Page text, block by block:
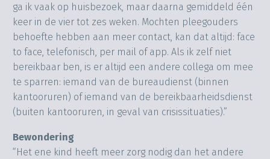
ga ik vaak op huisbezoek, maar daarna gemiddeld één
keer in de vier tot zes weken. Mochten pleegouders
behoefte hebben aan meer contact, kan dat altijd: face
to face, telefonisch, per mail of app. Als ik zelf niet
bereikbaar ben, is er altijd een andere collega om mee
te sparren: iemand van de bureaudienst (binnen
kantooruren) of iemand van de bereikbaarheidsdienst
(buiten kantooruren, in geval van crisissituaties).”
Bewondering
“Het ene kind heeft meer zorg nodig dan het andere